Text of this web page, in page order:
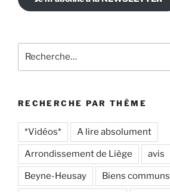
pour
RECHERCHE PAR THÈME
*Vidéos* A lire absolument
Arrondissement de Liège avis
Beyne-Heusay Biens communs